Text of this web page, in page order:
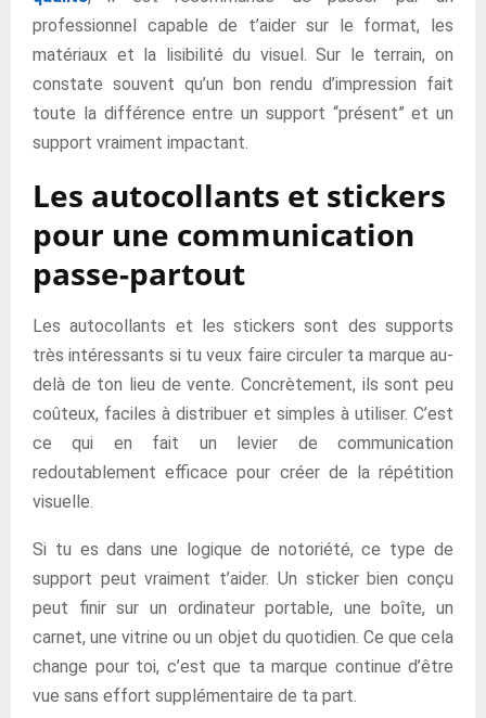
professionnel capable de t’aider sur le format, les
matériaux et la lisibilité du visuel. Sur le terrain, on
constate souvent qu’un bon rendu d’impression fait
toute la différence entre un support “présent” et un
support vraiment impactant.
Les autocollants et stickers
pour une communication
passe-partout
Les autocollants et les stickers sont des supports
très intéressants si tu veux faire circuler ta marque au-
delà de ton lieu de vente. Concrètement, ils sont peu
coûteux, faciles à distribuer et simples à utiliser. C’est
ce qui en fait un levier de communication
redoutablement efficace pour créer de la répétition
visuelle.
Si tu es dans une logique de notoriété, ce type de
support peut vraiment t’aider. Un sticker bien conçu
peut finir sur un ordinateur portable, une boîte, un
carnet, une vitrine ou un objet du quotidien. Ce que cela
change pour toi, c’est que ta marque continue d’être
vue sans effort supplémentaire de ta part.